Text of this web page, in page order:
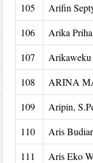
105
Arifin
106
Arika
107
108
ARINA
109
Aripin,
110
Aris
111
Aris Eko